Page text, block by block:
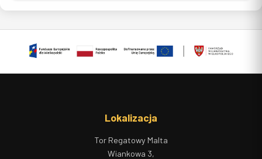
Partnerzy wydarzenia
Lokalizacja
Tor Regatowy Malta
Wiankowa 3,